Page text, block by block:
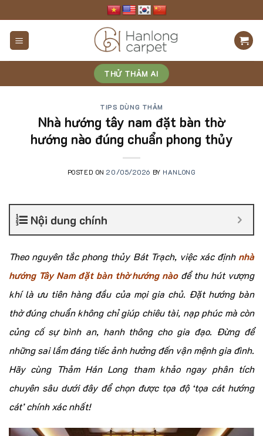
to
content
THỬ THẢM AI
TIPS DÙNG THẢM
Nhà hướng tây nam đặt bàn thờ
hướng nào đúng chuẩn phong thủy
POSTED ON20/05/2026 BY HANLONG
Nội dung chính
Theo nguyên tắc phong thủy Bát Trạch, việc xác định nhà
hướng Tây Nam đặt bàn thờ hướng nàođể thu hút vượng
khí là ưu tiên hàng đầu của mọi gia chủ. Đặt hướng bàn
thờ đúng chuẩn không chỉ giúp chiêu tài, nạp phúc mà còn
củng cố sự bình an, hanh thông cho gia đạo. Đừng để
những sai lầm đáng tiếc ảnh hưởng đến vận mệnh gia đình.
Hãy cùng Thảm Hán Long tham khảo ngay phân tích
chuyên sâu dưới đây để chọn được tọa độ ‘tọa cát hướng
cát’ chính xác nhất!